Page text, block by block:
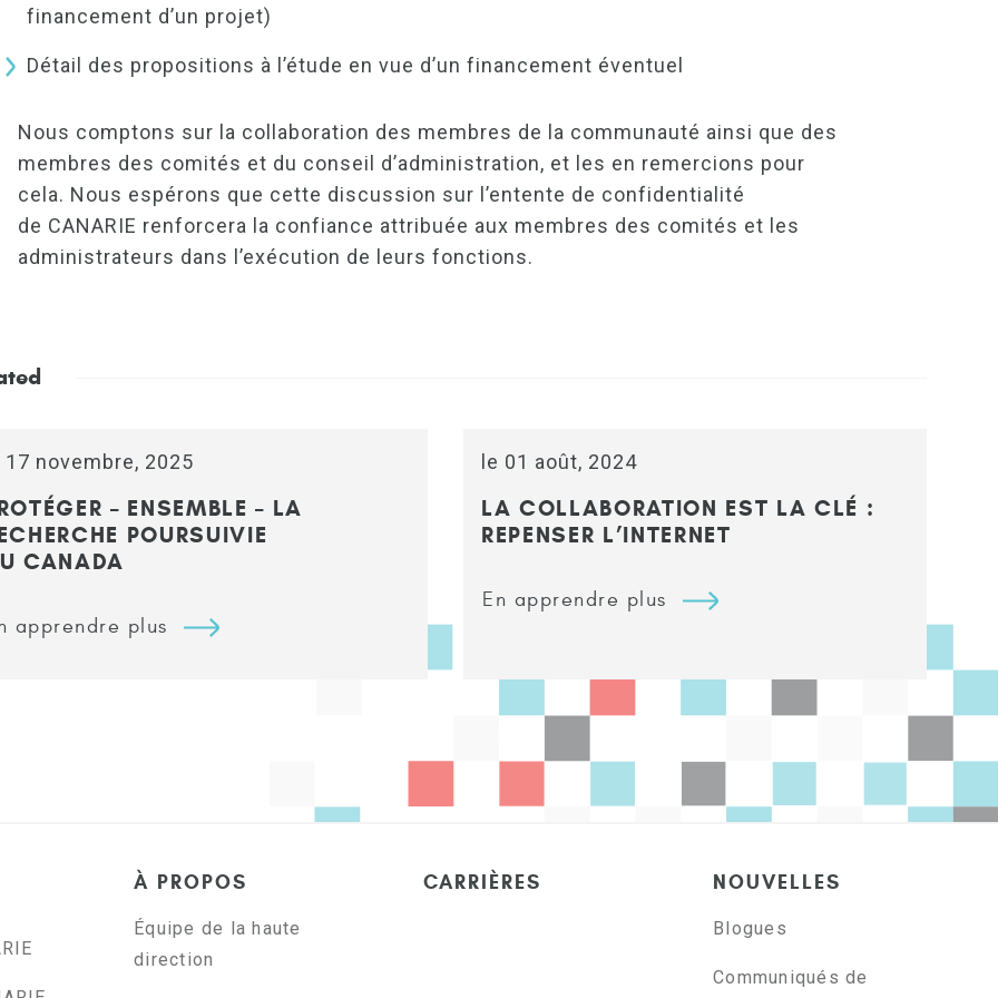
financement d’un projet)
Détail des propositions à l’étude en vue d’un financement éventuel
Nous comptons sur la collaboration des membres de la communauté ainsi que des
membres des comités et du conseil d’administration, et les en remercions pour
cela. Nous espérons que cette discussion sur l’entente de confidentialité
de CANARIE renforcera la confiance attribuée aux membres des comités et les
administrateurs dans l’exécution de leurs fonctions.
17 novembre, 2025
– ENSEMBLE – LA
POURSUIVIE
CANADA
apprendre plus
le 01 août, 2024
LA COLLABORATION EST LA CLÉ :
REPENSER L’INTERNET
En apprendre plus
À PROPOS
Équipe de la haute
direction
CARRIÈRES NOUVELLES
Blogues
Communiqués de